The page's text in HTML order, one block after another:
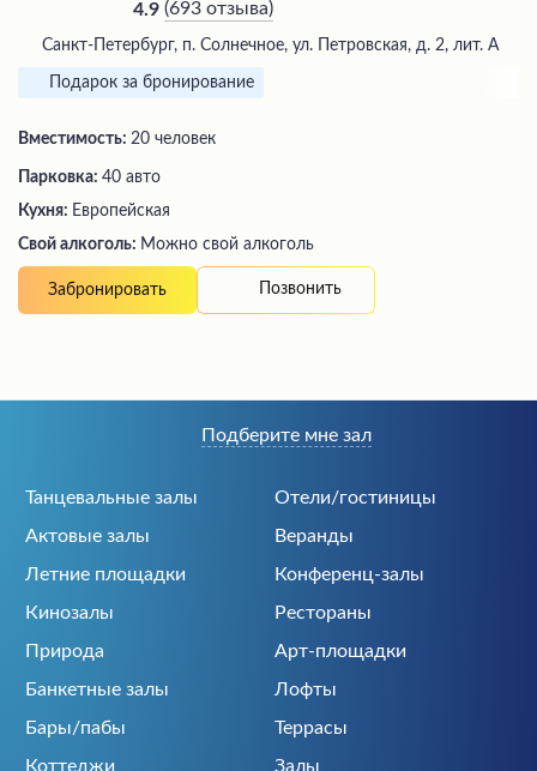
4.9 (693 отзыва)
Санкт-Петербург, п. Солнечное, ул. Петровская, д. 2, лит. А
Подарок за бронирование
Вместимость: 20 человек
Парковка: 40 авто
Кухня: Европейская
Свой алкоголь: Можно свой алкоголь
Забронировать Позвонить
Танцевальные залы
Отели/гостиницы
Актовые залы
Веранды
Летние площадки
Конференц-залы
Кинозалы
Рестораны
Природа
Арт-площадки
Банкетные залы
Лофты
Бары/пабы
Террасы
Коттеджи
Залы
Подберите мне зал